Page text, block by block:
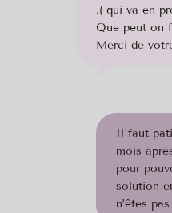
.( qui va en
Que peut on
Merci de
Il faut
mois
pour
solution
n’êtes